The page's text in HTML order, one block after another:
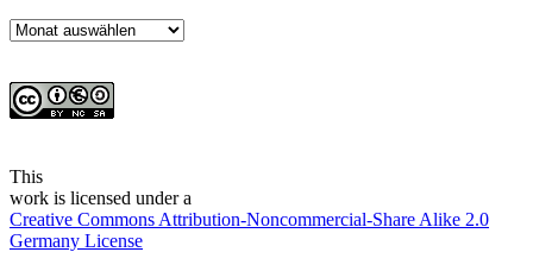
Archiv
This
work is licensed under a
Creative Commons Attribution-Noncommercial-Share Alike 2.0
Germany License